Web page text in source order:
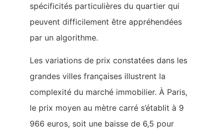
spécificités particulières du quartier qui
peuvent difficilement être appréhendées
par un algorithme.
Les variations de prix constatées dans les
grandes villes françaises illustrent la
complexité du marché immobilier. À Paris,
le prix moyen au mètre carré s’établit à 9
966 euros, soit une baisse de 6,5 pour